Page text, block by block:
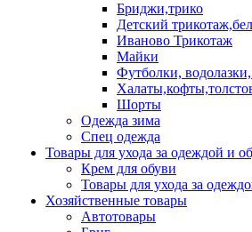
Бриджи,трико
Детский
Иваново Трикотаж
Майки
Футболки,
Шорты
Одежда зима
Спец одежда
Товары для ухода за одеждой и
Крем для обуви
Товары для ухода за
Хозяйственные товары
Автотовары